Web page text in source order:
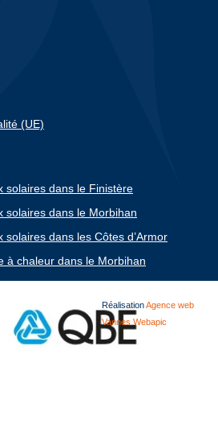
(UE)
solaires dans le Finistère
solaires dans le Morbihan
solaires dans les Côtes d’Armor
à chaleur dans le Morbihan
RéalisationAgence web
Vannes Webapic